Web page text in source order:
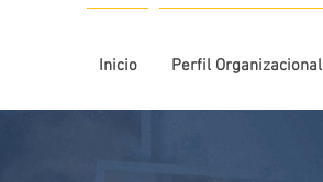
Inicio Perfil Organizacional